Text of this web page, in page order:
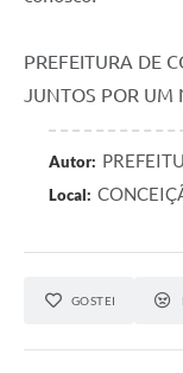
PREFEITURA DE
JUNTOS POR UM
Autor:
Local:
GOSTEI